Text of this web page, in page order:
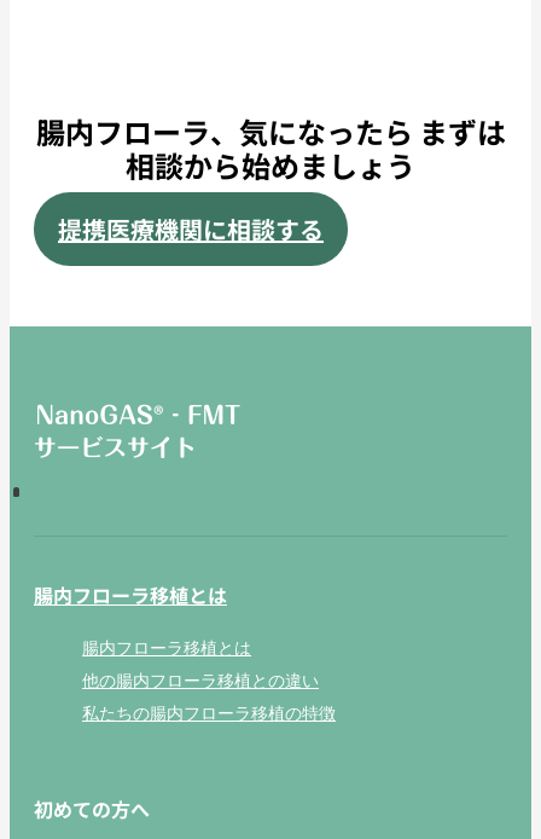
腸内フローラ、気になったら まずは
相談から始めましょう
提携医療機関に相談する
腸内フローラ移植とは
腸内フローラ移植とは
他の腸内フローラ移植との違い
私たちの腸内フローラ移植の特徴
初めての方へ